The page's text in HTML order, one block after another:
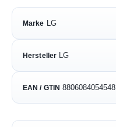
Marke LG
Hersteller LG
EAN / GTIN 8806084054548